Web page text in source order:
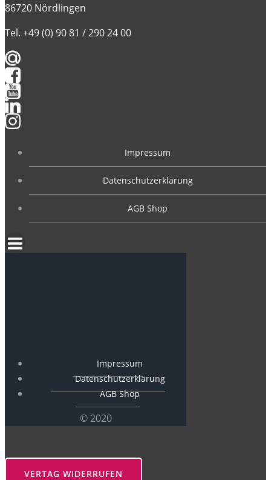
86720 Nördlingen
Tel. +49 (0) 90 81 / 290 24 00
Impressum
Datenschutzerklärung
AGB Shop
Impressum
Datenschutzerklärung
AGB Shop
© 2020
VERTAG WIDERRUFEN